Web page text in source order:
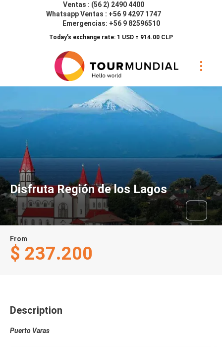
Ventas : (56 2) 2490 4400
Whatsapp Ventas : +56 9 4297 1747
Emergencias: +56 9 82596510
Today’s exchange rate: 1 USD = 914.00 CLP
Disfruta Región de los Lagos
From
$ 237.200
Description
Puerto Varas